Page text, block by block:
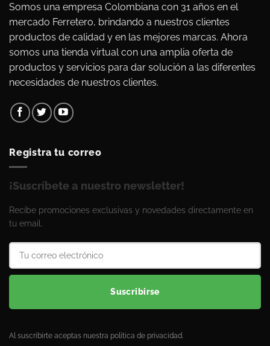
Somos una empresa Colombiana con 31 años en el
mercado Ferretero, brindando a nuestros clientes
productos de calidad y en las mejores marcas. Ahora
somos una tienda virtual con una amplia oferta de
productos y servicios para dar solución a las diferentes
necesidades de nuestros clientes.
Registra tu correo
¡Suscríbete a nuestro newsletter!
Recibe promociones exclusivas y novedades directamente en
tu email.
Suscribirse
Al suscribirte aceptas nuestra política de privacidad.